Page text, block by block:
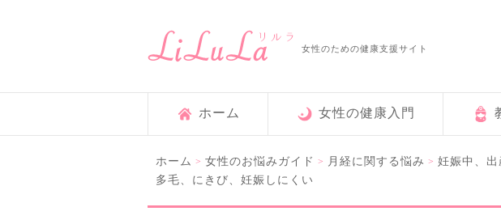
女性のための健康支援サイト
ホーム 女性の健康入門
ホーム > 女性のお悩みガイド > 月経に関する悩み > 妊娠中、
多毛、にきび、妊娠しにくい